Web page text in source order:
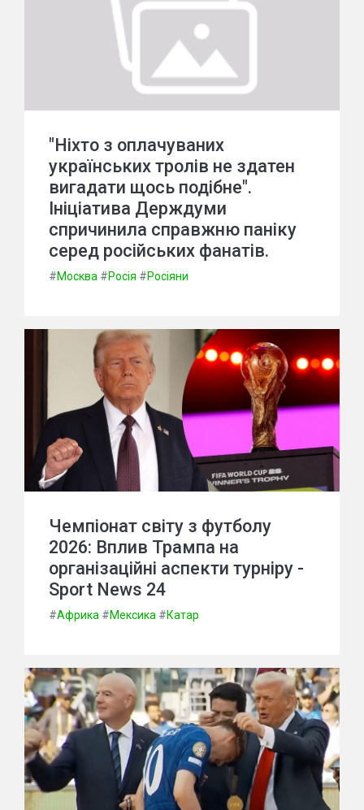
"Ніхто з оплачуваних
українських тролів не здатен
вигадати щось подібне".
Ініціатива Держдуми
спричинила справжню паніку
серед російських фанатів.
#Москва #Росія #Росіяни
Чемпіонат світу з футболу
2026: Вплив Трампа на
організаційні аспекти турніру -
Sport News 24
#Африка #Мексика #Катар